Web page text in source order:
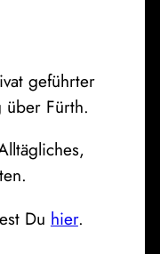
geführter
über Fürth.
Du hier.